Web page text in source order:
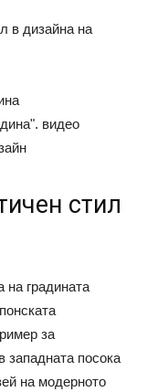
в дизайна на
видео
стил
градината
за
посока
на модерното